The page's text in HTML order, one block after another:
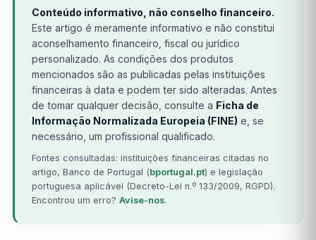
Conteúdo informativo, não conselho financeiro.
Este artigo é meramente informativo e não constitui
aconselhamento financeiro, fiscal ou jurídico
personalizado. As condições dos produtos
mencionados são as publicadas pelas instituições
financeiras à data e podem ter sido alteradas. Antes
de tomar qualquer decisão, consulte a Ficha de
Informação Normalizada Europeia (FINE) e, se
necessário, um profissional qualificado.
Fontes consultadas: instituições financeiras citadas no
artigo, Banco de Portugal (bportugal.pt) e legislação
portuguesa aplicável (Decreto-Lei n.º 133/2009, RGPD).
Encontrou um erro? Avise-nos.